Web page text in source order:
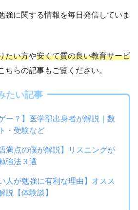
強に関する情報を毎日発信していま
たい方や安くて質の良い教育サービ
ちらの記事もご覧ください。
たい記事
ー？】医学部出身者が解説｜数
・受験など
満点の僕が解説】リスニングが
強法３選
人が勉強に有利な理由】オスス
説【体験談】